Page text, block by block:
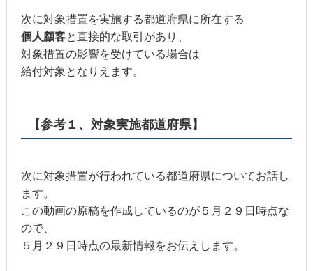
次に対象措置を実施する都道府県に所在する
個人顧客と直接的な取引があり、
対象措置の影響を受けている場合は
給付対象となりえます。
【参考１、対象実施都道府県】
次に対象措置が行われている都道府県についてお話し
ます。
この動画の原稿を作成しているのが５月２９日時点な
ので、
５月２９日時点の最新情報をお伝えします。